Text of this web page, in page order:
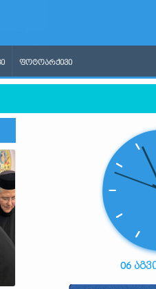
ᲤᲝᲢᲝᲐᲠᲥᲘᲕᲘ
ფედერაციის გავლენის
06